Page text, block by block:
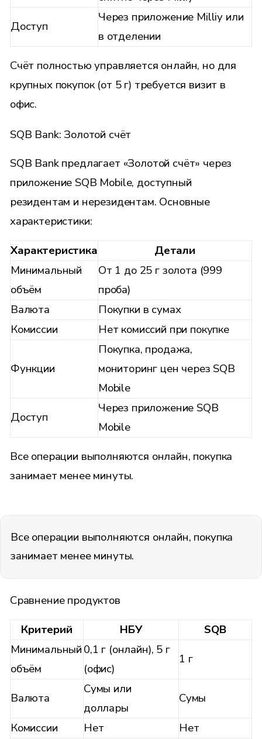
Доступ
Через приложение Milliy или
в отделении
Счёт полностью управляется онлайн, но для
крупных покупок (от 5 г) требуется визит в
офис.
SQB Bank: Золотой счёт
SQB Bank предлагает «Золотой счёт» через
приложениеSQB Mobile, доступный
резидентам и нерезидентам. Основные
характеристики:
Характеристика
Детали
Минимальный
объём
От 1 до 25 г золота (999
проба)
Валюта
Покупки в сумах
Комиссии
Нет комиссий при покупке
Функции
Покупка, продажа,
мониторинг цен через SQB
Mobile
Доступ
Через приложение SQB
Mobile
Все операции выполняются онлайн, покупка
занимает менее минуты.
Все операции выполняются онлайн, покупка
занимает менее минуты.
Сравнение продуктов
Критерий
НБУ
SQB
Минимальный
объём
0,1 г (онлайн), 5 г
(офис)
1 г
Валюта
Сумы или
доллары
Сумы
Комиссии
Нет
Нет